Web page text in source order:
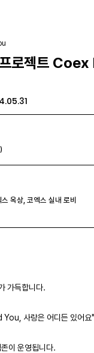
프로젝트
스 옥상, 코엑스 실내 로비
가득합니다.
사랑은 어디든 있어요"
이 운영됩니다.